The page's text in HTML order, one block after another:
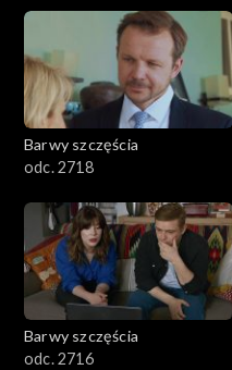
Barwy szczęścia
odc. 2718
Barwy szczęścia
odc. 2716